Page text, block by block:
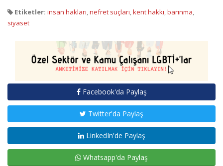
Etiketler: insan hakları,nefret suçları,kent hakkı,barınma,
siyaset
Facebook'da Paylaş
Twitter'da Paylaş
LinkedIn'de Paylaş
Whatsapp'da Paylaş